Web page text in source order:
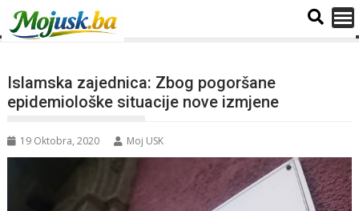
Islamska zajednica: Zbog pogoršane
epidemiološke situacije nove izmjene
19 Oktobra, 2020 Moj USK